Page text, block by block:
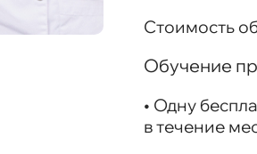
Стоимость
Обучение
• Одну
в течение